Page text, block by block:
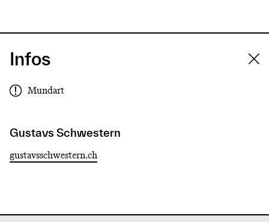
Infos
Mundart
Gustavs Schwestern
gustavsschwestern.ch